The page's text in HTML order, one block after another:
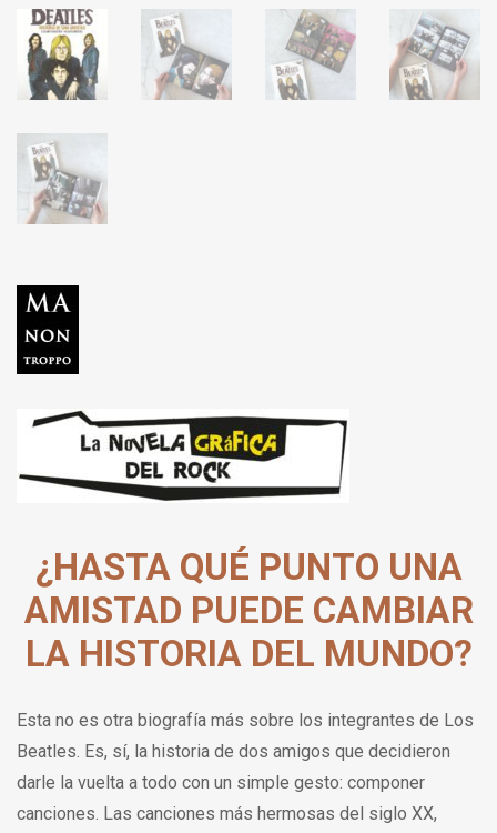
¿HASTA QUÉ PUNTO UNA
AMISTAD PUEDE CAMBIAR
LA HISTORIA DEL MUNDO?
Esta no es otra biografía más sobre los integrantes de Los
Beatles. Es, sí, la historia de dos amigos que decidieron
darle la vuelta a todo con un simple gesto: componer
canciones. Las canciones más hermosas del siglo XX,